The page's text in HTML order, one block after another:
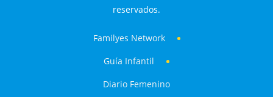
reservados.
Familyes Network
Guía Infantil
Diario Femenino